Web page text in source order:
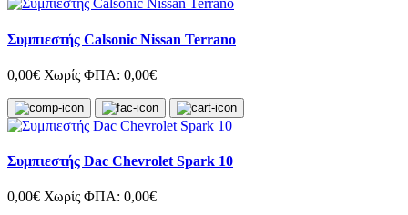
Συμπιεστής Calsonic Nissan Terrano
0,00€ Χωρίς ΦΠΑ: 0,00€
Συμπιεστής Dac Chevrolet Spark 10
0,00€ Χωρίς ΦΠΑ: 0,00€